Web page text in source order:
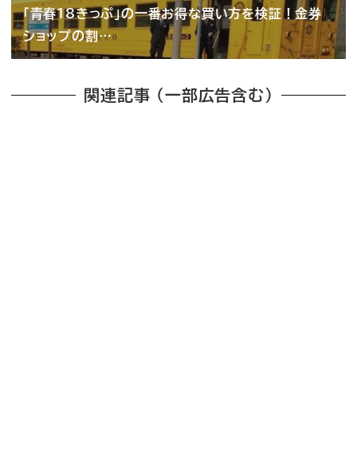
「青春18きっぷ」の一番お得な買い方を検証！金券
ショップの割…
関連記事 （一部広告含む）